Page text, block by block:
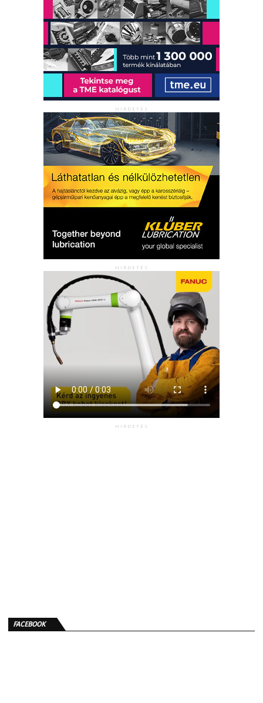
HIRDETÉS
HIRDETÉS
HIRDETÉS
FACEBOOK